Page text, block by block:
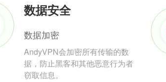
数据安全
数据加密
AndyVPN会加密所有传输的数
据，防止黑客和其他恶意行为者
窃取信息。